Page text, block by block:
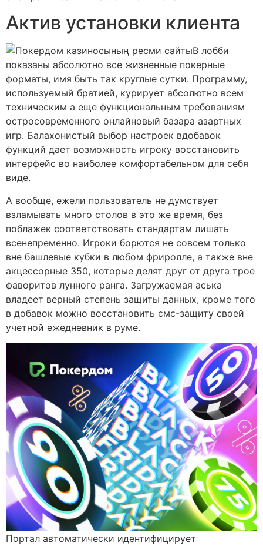
Актив установки клиента
В лобби
показаны абсолютно все жизненные покерные
форматы, имя быть так круглые сутки. Программу,
используемый братией, курирует абсолютно всем
техническим а еще функциональным требованиям
остросовременного онлайновый базара азартных
игр. Балахонистый выбор настроек вдобавок
функций дает возможность игроку восстановить
интерфейс во наиболее комфортабельном для себя
виде.
А вообще, ежели пользователь не думствует
взламывать много столов в это же время, без
поблажек соответствовать стандартам лишать
всенепременно. Игроки борются не совсем только
вне башлевые кубки в любом фриролле, а также вне
акцессорные 350, которые делят друг от друга трое
фаворитов лунного ранга. Загружаемая аська
владеет верный степень защиты данных, кроме того
в добавок можно восстановить смс-защиту своей
учетной ежедневник в руме.
Портал автоматически идентифицирует